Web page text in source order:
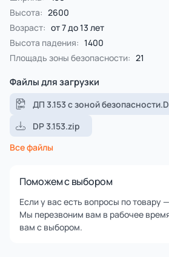
Второй — деревянные столбы и брёвна
клееной сосновой древесины с
оцилинриванием, имеет ровную
поверхность.
Столбы и брёвна покрыты специальной
содержащую антисептики и
ультрафиолетовую защиту от
Сетки и канаты изготовлены из
Все используемые материалы
стандарты качества.
Высота: 2600
Возраст: от 7 до 13 лет
Высота падения: 1400
Площадь зоны безопасности: 21
Файлы для загрузки
ДП 3.153 с зоной
DP 3.153.zip
Все файлы
Поможем с выбором
Если у вас есть вопросы по товару —
Мы перезвоним вам в рабочее
вам с выбором.